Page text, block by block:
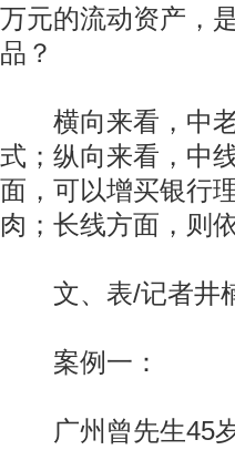
万元的流动资产，
品？
横向来看，中老
式；纵向来看，中
面，可以增买银行
肉；长线方面，则
文、表/记者井
案例一：
广州曾先生45岁